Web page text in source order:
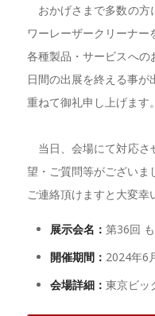
おかげさまで多数の方
ワーレーザークリーナー
各種製品・サービスへ
日間の出展を終える事が
重ねて御礼申し上げます。
当日、会場にて対応さ
望・ご質問等がございま
ご連絡頂けますと大変幸
展示会名： 第36回
開催期間： 2024年6
会場詳細： 東京ビッ